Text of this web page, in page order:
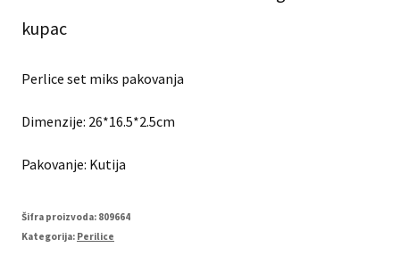
kupac
Perlice set miks pakovanja
Dimenzije: 26*16.5*2.5cm
Pakovanje: Kutija
Šifra proizvoda: 809664
Kategorija: Perilice